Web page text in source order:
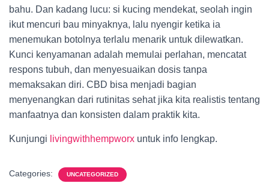
bahu. Dan kadang lucu: si kucing mendekat, seolah ingin
ikut mencuri bau minyaknya, lalu nyengir ketika ia
menemukan botolnya terlalu menarik untuk dilewatkan.
Kunci kenyamanan adalah memulai perlahan, mencatat
respons tubuh, dan menyesuaikan dosis tanpa
memaksakan diri. CBD bisa menjadi bagian
menyenangkan dari rutinitas sehat jika kita realistis tentang
manfaatnya dan konsisten dalam praktik kita.
Kunjungi livingwithhempworx untuk info lengkap.
Categories: UNCATEGORIZED